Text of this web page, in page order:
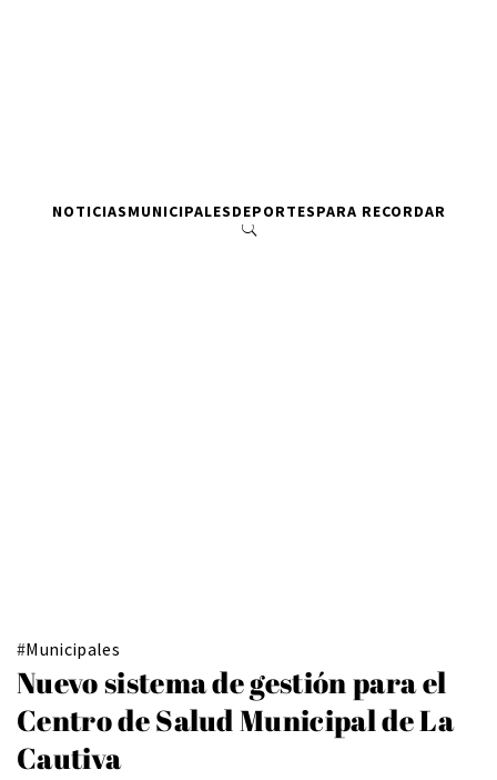
NOTICIASMUNICIPALESDEPORTESPARA RECORDAR
#Municipales
Nuevo sistema de gestión para el
Centro de Salud Municipal de La
Cautiva